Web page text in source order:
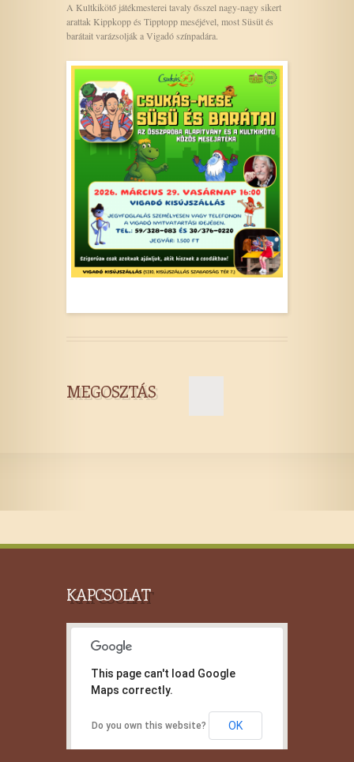
A Kultkikötő játékmesterei tavaly ősszel nagy-nagy sikert
arattak Kippkopp és Tipptopp meséjével, most Süsüt és
barátait varázsolják a Vigadó színpadára.
MEGOSZTÁS
KAPCSOLAT
This page can't load Google
Maps correctly.
Do you own this website? OK